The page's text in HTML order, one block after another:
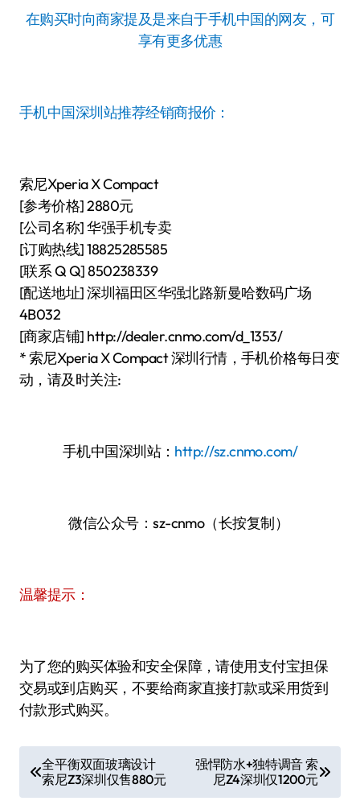
在购买时向商家提及是来自于手机中国的网友，可
享有更多优惠
手机中国深圳站推荐经销商报价：
索尼Xperia X Compact
[参考价格] 2880元
[公司名称] 华强手机专卖
[订购热线] 18825285585
[联系 Q Q] 850238339
[配送地址] 深圳福田区华强北路新曼哈数码广场
4B032
[商家店铺] http://dealer.cnmo.com/d_1353/
* 索尼Xperia X Compact 深圳行情，手机价格每日变
动，请及时关注:
手机中国深圳站： http://sz.cnmo.com/
微信公众号：sz-cnmo（长按复制）
温馨提示：
为了您的购买体验和安全保障，请使用支付宝担保
交易或到店购买，不要给商家直接打款或采用货到
付款形式购买。
章
全平衡双面玻璃设计
索尼Z3深圳仅售880元
强悍防水+独特调音 索
尼Z4深圳仅1200元